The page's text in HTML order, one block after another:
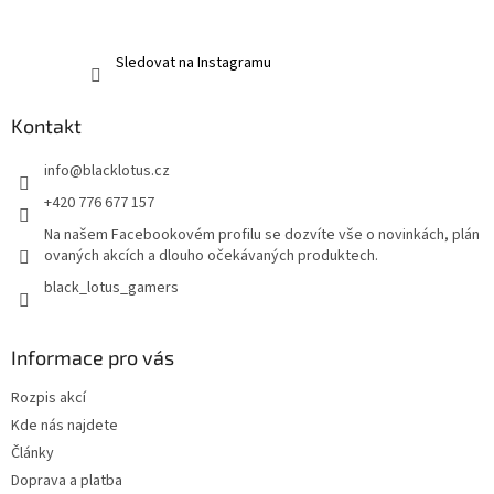
Sledovat na Instagramu
Kontakt
info@blacklotus.cz
+420 776 677 157
Na našem Facebookovém profilu se dozvíte vše o novinkách, plán
ovaných akcích a dlouho očekávaných produktech.
black_lotus_gamers
Informace pro vás
Rozpis akcí
Kde nás najdete
Články
Doprava a platba